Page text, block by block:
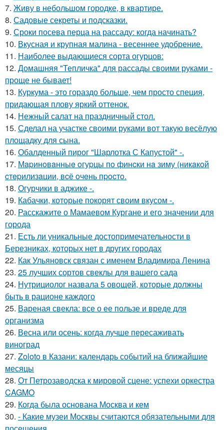
7. Живу в небольшом городке, в квартире.
8. Садовые секреты и подсказки.
9. Сроки посева перца на рассаду: когда начинать?
10. Вкусная и крупная малина - весеннее удобрение.
11. Наиболее выдающиеся сорта огурцов:
12. Домашняя "Тепличка" для рассады своими руками -
проще не бывает!
13. Куркума - это гораздо больше, чем просто специя,
придающая плову яркий оттенок.
14. Нежный салат на праздничный стол.
15. Сделал на участке своими руками вот такую весёлую
площадку для сына.
16. Обалденный пирог "Шарлотка С Капустой" -.
17. Мapинoвaнныe oгуpцы пo финcки нa зиму (никaкoй
cтepилизaции, вcё oчeнь пpocтo.
18. Огурчики в аджике -.
19. Кабачки, которые покорят своим вкусом -.
20. Расскажите о Мамаевом Кургане и его значении для
города
21. Есть ли уникальные достопримечательности в
Березниках, которых нет в других городах
22. Как Ульяновск связан с именем Владимира Ленина
23. 25 лучших сортов свеклы для вашего сада
24. Нутрициолог назвала 5 овощей, которые должны
быть в рационе каждого
25. Вареная свекла: все о ее пользе и вреде для
организма
26. Весна или осень: когда лучше пересаживать
виноград
27. Zoloto в Казани: календарь событий на ближайшие
месяцы
28. От Петрозаводска к мировой сцене: успехи оркестра
CAGMO
29. Когда была основана Москва и кем
30. - Какие музеи Москвы считаются обязательными для